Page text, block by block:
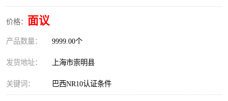
价格： 面议
产品数量： 9999.00个
发货地址： 上海市崇明县
关键词： 巴西NR10认证条件